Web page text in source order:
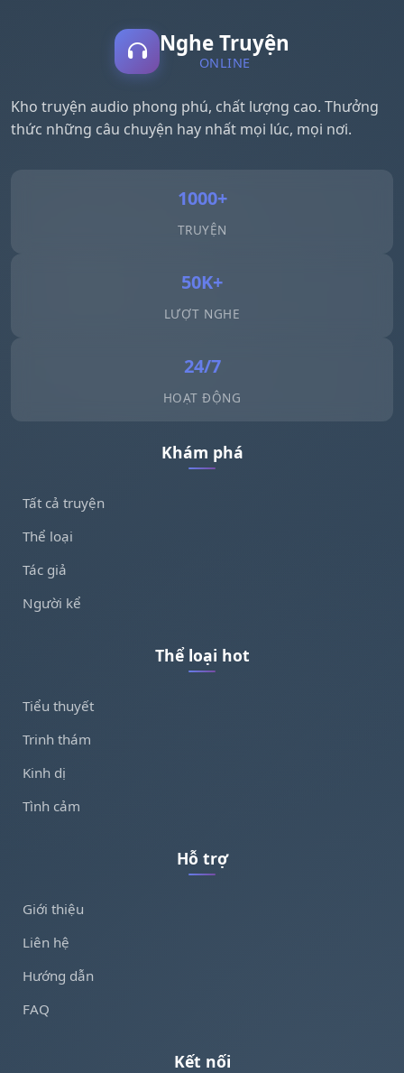
Nghe Truyện
ONLINE
Kho truyện audio phong phú, chất lượng cao. Thưởng
thức những câu chuyện hay nhất mọi lúc, mọi nơi.
1000+
TRUYỆN
50K+
LƯỢT NGHE
24/7
HOẠT ĐỘNG
Khám phá
Tất cả truyện
Thể loại
Tác giả
Người kể
Thể loại hot
Tiểu thuyết
Trinh thám
Kinh dị
Tình cảm
Hỗ trợ
Giới thiệu
Liên hệ
Hướng dẫn
FAQ
Kết nối